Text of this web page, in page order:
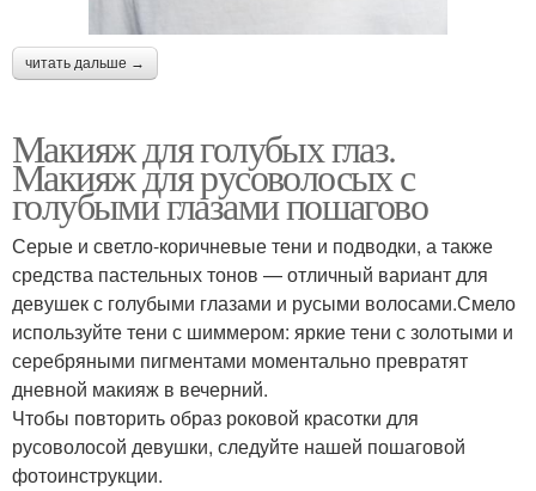
читать дальше →
Макияж для голубых глаз.
Макияж для русоволосых с
голубыми глазами пошагово
Серые и светло-коричневые тени и подводки, а также
средства пастельных тонов — отличный вариант для
девушек с голубыми глазами и русыми волосами.Смело
используйте тени с шиммером: яркие тени с золотыми и
серебряными пигментами моментально превратят
дневной макияж в вечерний.
Чтобы повторить образ роковой красотки для
русоволосой девушки, следуйте нашей пошаговой
фотоинструкции.